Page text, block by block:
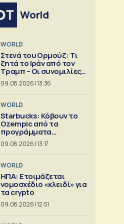
World
WORLD
Στενά του Ορμούζ: Τι
ζητά το Ιράν από τον
Τραμπ – Οι συνομιλίες
με το Ομάν
09.08.2026 | 13:36
WORLD
Starbucks: Κόβουν το
Ozempic από τα
προγράμματα
ασφάλισης
09.08.2026 | 13:17
WORLD
ΗΠΑ: Ετοιμάζεται
νομοσχέδιο «κλειδί» για
τα crypto
09.08.2026 | 12:51